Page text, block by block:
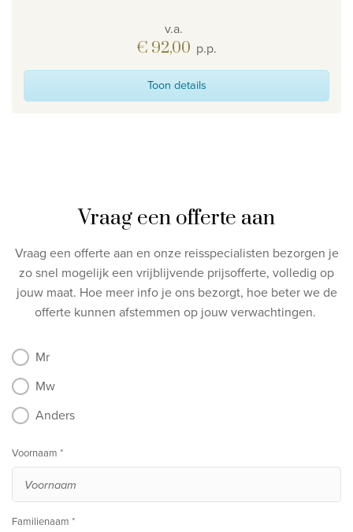
v.a.
€ 92,00 p.p.
Toon details
Vraag een offerte aan
Vraag een offerte aan en onze reisspecialisten bezorgen je
zo snel mogelijk een vrijblijvende prijsofferte, volledig op
jouw maat. Hoe meer info je ons bezorgt, hoe beter we de
offerte kunnen afstemmen op jouw verwachtingen.
Mr
Mw
Anders
Voornaam *
Familienaam *